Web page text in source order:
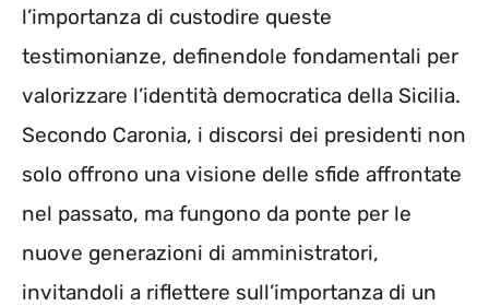
l’importanza di custodire queste
testimonianze, definendole fondamentali per
valorizzare l’identità democratica della Sicilia.
Secondo Caronia, i discorsi dei presidenti non
solo offrono una visione delle sfide affrontate
nel passato, ma fungono da ponte per le
nuove generazioni di amministratori,
invitandoli a riflettere sull’importanza di un